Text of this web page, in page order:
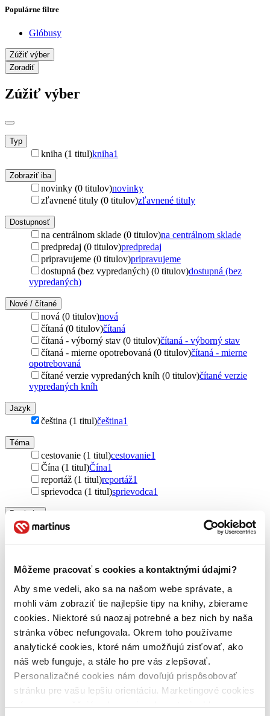
Môžeme pracovať s cookies a kontaktnými údajmi?
Aby sme vedeli, ako sa na našom webe správate, a
mohli vám zobraziť tie najlepšie tipy na knihy, zbierame
cookies. Niektoré sú naozaj potrebné a bez nich by naša
stránka vôbec nefungovala. Okrem toho používame
analytické cookies, ktoré nám umožňujú zisťovať, ako
náš web funguje, a stále ho pre vás zlepšovať.
Personalizačné cookies nám dovoľujú prispôsobovať
stránku pre vašu lepšiu orientáciu. Marketingové cookies
nám zas umožňujú zobrazenie relevantnej reklamy.
Populárne filtre
Glóbusy
Zúžiť výber
Zoradiť
Zúžiť výber
Typ
kniha (1 titul)kniha1
Zobraziť iba
novinky (0 titulov)novinky
zľavnené tituly (0 titulov)zľavnené tituly
Dostupnosť
na centrálnom sklade (0 titulov)na centrálnom sklade
predpredaj (0 titulov)predpredaj
pripravujeme (0 titulov)pripravujeme
dostupná (bez vypredaných) (0 titulov)dostupná (bez
vypredaných)
Nové / čítané
nová (0 titulov)nová
čítaná (0 titulov)čítaná
čítaná - výborný stav (0 titulov)čítaná - výborný stav
čítaná - mierne opotrebovaná (0 titulov)čítaná - mierne
opotrebovaná
čítané verzie vypredaných kníh (0 titulov)čítané verzie
vypredaných kníh
Jazyk
čeština (1 titul)čeština1
Téma
cestovanie (1 titul)cestovanie1
Čína (1 titul)Čína1
reportáž (1 titul)reportáž1
sprievodca (1 titul)sprievodca1
Pre koho
pre cestovateľov (1 titul)
Čína (1 titul)Čína1
Autor
Chen Ming-Pan (1 titul)Chen Ming-Pan1
Vydavateľstvo
Mi:Lu Publishing (1 titul) Mi:Lu Publishing
Väzba
brožovaná väzba (1 titul) brožovaná väzba1
Zúžiť výber